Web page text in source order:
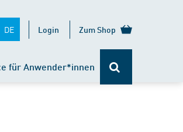
DE Login Zum Shop
für Anwender*innen